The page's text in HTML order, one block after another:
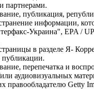
партнерами.
публикация,
информации,
Украина", EPA /
в разделе Я-
публикации.
перепечатка и
аудиовизуальных
правообладателю Getty